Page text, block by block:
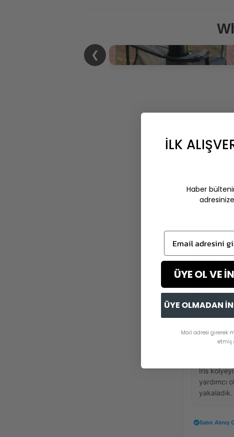
❮
Selin Aydın
İris
yardımcı
Satın Almış
İLK
Haber
Email adresini gir
ÜYE OL VE
ÜYE OLMADAN
Mail adresi girerek
etmiş